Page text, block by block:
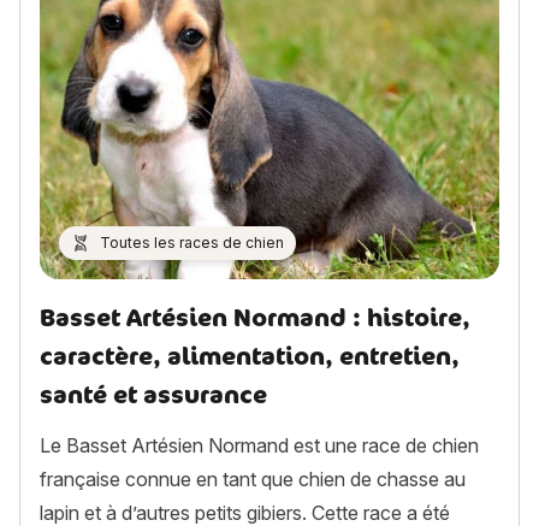
Toutes les races de chien
Basset Artésien Normand : histoire,
caractère, alimentation, entretien,
santé et assurance
Le Basset Artésien Normand est une race de chien
française connue en tant que chien de chasse au
lapin et à d’autres petits gibiers. Cette race a été